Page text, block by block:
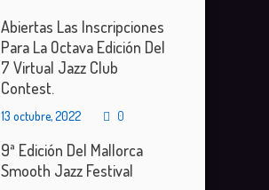
Abiertas Las Inscripciones
Para La Octava Edición Del
7 Virtual Jazz Club
Contest.
13 octubre, 2022 0
9ª Edición Del Mallorca
Smooth Jazz Festival